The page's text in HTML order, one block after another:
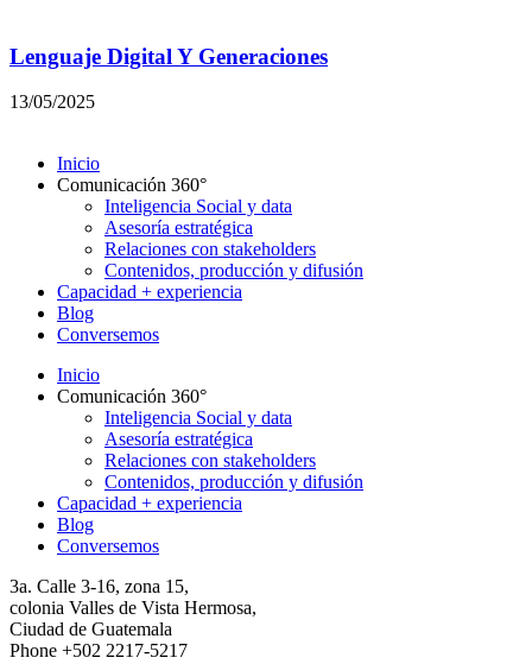
Lenguaje Digital Y Generaciones
13/05/2025
Inicio
Comunicación 360°
Inteligencia Social y data
Asesoría estratégica
Relaciones con stakeholders
Contenidos, producción y difusión
Capacidad + experiencia
Blog
Conversemos
Inicio
Comunicación 360°
Inteligencia Social y data
Asesoría estratégica
Relaciones con stakeholders
Contenidos, producción y difusión
Capacidad + experiencia
Blog
Conversemos
3a. Calle 3-16, zona 15,
colonia Valles de Vista Hermosa,
Ciudad de Guatemala
Phone +502 2217-5217